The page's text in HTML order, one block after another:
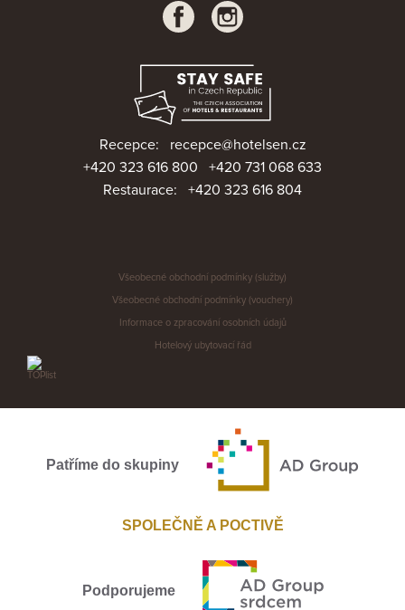
Recepce: recepce@hotelsen.cz
+420 323 616 800
+420 731 068 633
Restaurace: +420 323 616 804
Všeobecné obchodní podmínky (služby)
Všeobecné obchodní podmínky (vouchery)
Informace o zpracování osobních údajů
Hotelový ubytovací řád
Patříme do skupiny
SPOLEČNĚ A POCTIVĚ
Podporujeme